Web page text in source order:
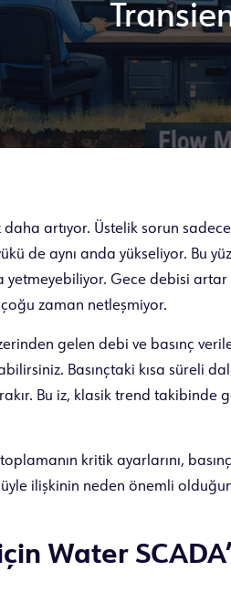
artıyor. Üstelik sorun
de aynı anda yükseliyor. Bu
yetmeyebiliyor. Gece debisi
çoğu zaman netleşmiyor.
gelen debi ve basınç
Basınçtaki kısa süreli
Bu iz, klasik trend takibinde
kritik ayarlarını,
ilişkinin neden önemli
Water